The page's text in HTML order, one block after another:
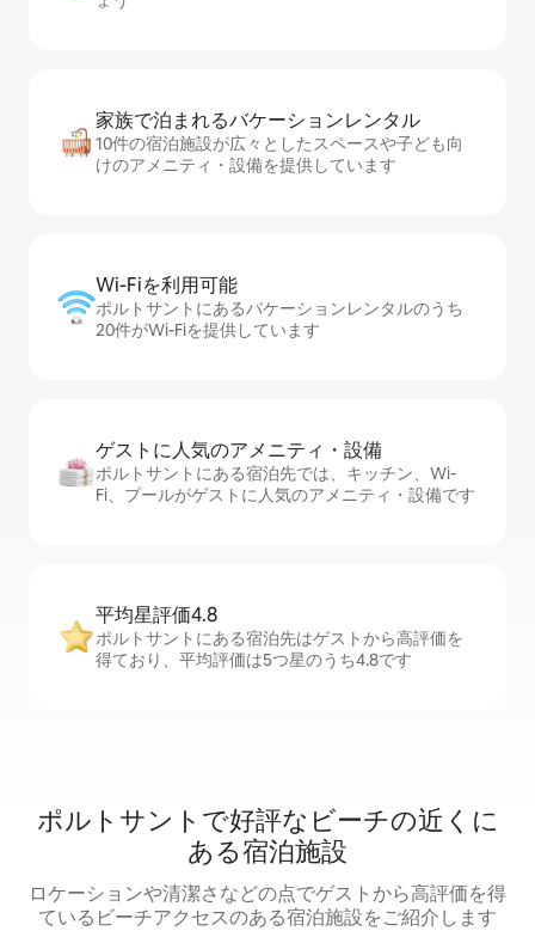
家族で泊まれるバ⁠ケ⁠ー⁠シ⁠ョ⁠ンレ⁠ン⁠タ⁠ル
10件の宿泊施設が広々としたスペースや子ども向
けのアメニティ・設備を提供しています
Wi-Fiを利⁠用⁠可⁠能
ポルトサントにあるバケーションレンタルのうち
20件がWi-Fiを提供しています
ゲストに人⁠気⁠のア⁠メ⁠ニ⁠テ⁠ィ・設⁠備
ポルトサントにある宿泊先では、キッチン、Wi-
Fi、プールがゲストに人気のアメニティ・設備です
平均星評価4.8
ポルトサントにある宿泊先はゲストから高評価を
得ており、平均評価は5つ星のうち4.8です
ポルトサントで好評なビーチの近くに
ある宿泊施設
ロケーションや清潔さなどの点でゲストから高評価を得
ているビーチアクセスのある宿泊施設をご紹介します